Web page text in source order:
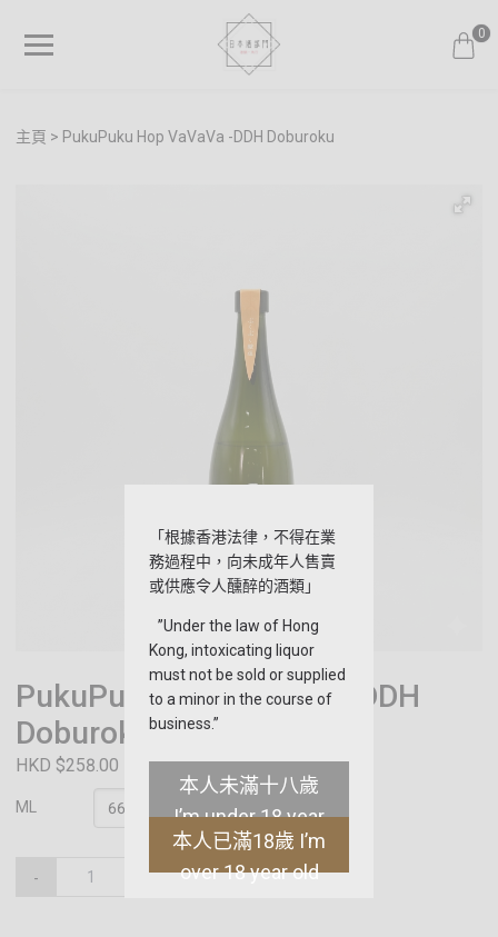
0
主頁 PukuPuku Hop VaVaVa -DDH Doburoku
PukuPuku Hop VaVaVa -DDH
Doburoku
HKD $258.00
ML
- +
「根據香港法律，不得在業
務過程中，向未成年人售賣
或供應令人醺醉的酒類」
”Under the law of Hong
Kong, intoxicating liquor
must not be sold or supplied
to a minor in the course of
business.”
本人未滿十八歲
I’m under 18 year
old
本人已滿18歲 I’m
over 18 year old